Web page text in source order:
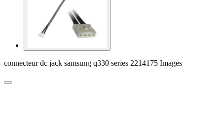
connecteur dc jack samsung q330 series 2214175 Images